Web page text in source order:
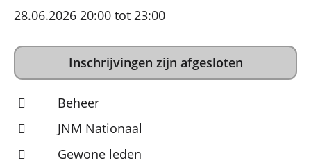
28.06.2026 20:00 tot 23:00
Inschrijvingen zijn afgesloten
Beheer
JNM Nationaal
Gewone leden